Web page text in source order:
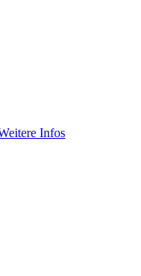
Infos